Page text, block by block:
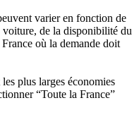
varier en fonction de
voiture, de la disponibilité du
où la demande doit
plus larges économies
“Toute la France”